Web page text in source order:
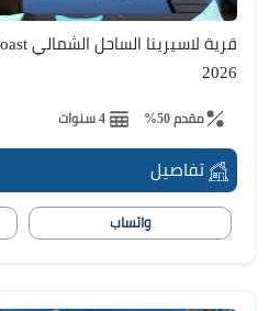
2026
مقدم 50% 4 سنوات
تفاصيل
واتساب